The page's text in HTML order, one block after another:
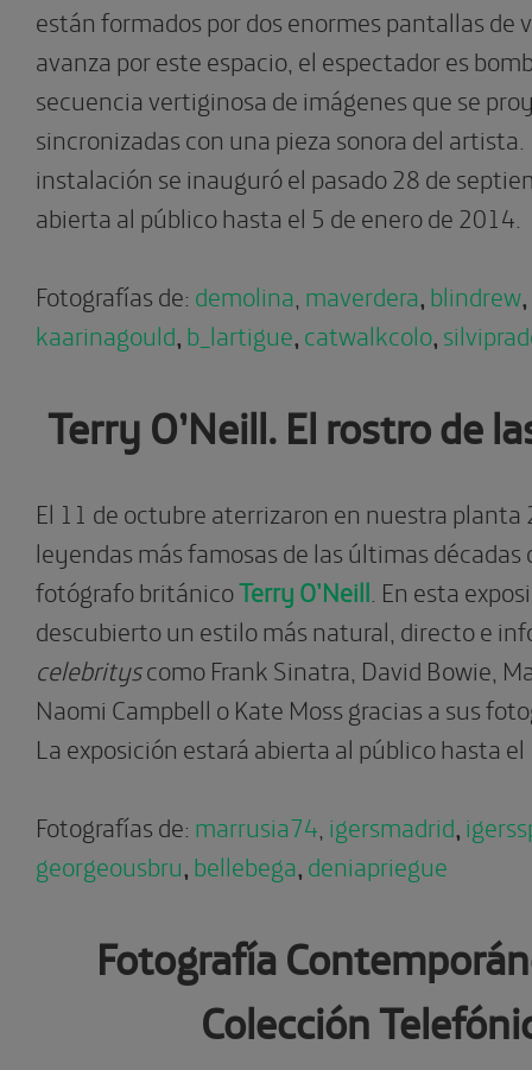
están formados por dos enormes pantallas de
avanza por este espacio, el espectador es
secuencia vertiginosa de imágenes que se
sincronizadas con una pieza sonora del
instalación se inauguró el pasado 28 de
abierta al público hasta el 5 de enero de 2014.
Fotografías de: demolina maverdera,blindrew,
kaarinagould,b_lartigue,catwalkcolo,
Terry O’Neill. El rostro de
El 11 de octubre aterrizaron en nuestra planta
leyendas más famosas de las últimas décadas
fotógrafo británicoTerry O’Neill . En esta
descubierto un estilo más natural, directo e
celebrityscomo Frank Sinatra, David Bowie,
Naomi Campbell o Kate Moss gracias a sus
La exposición estará abierta al público hasta
Fotografías de: marrusia74 igersmadrid,
georgeousbru,bellebega,deniapriegue
Fotografía
Colección